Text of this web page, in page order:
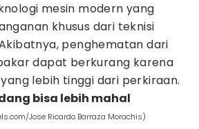
mesin modern yang
khusus dari teknisi
penghematan dari
dapat berkurang karena
lebih tinggi dari perkiraan.
bisa lebih mahal
Jose Ricardo Barraza Morachis)